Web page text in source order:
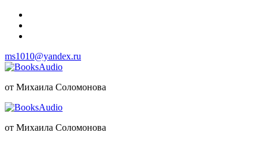
Перейти
содержимому
ms1010@yandex.ru
от Михаила Соломонова
от Михаила Соломонова